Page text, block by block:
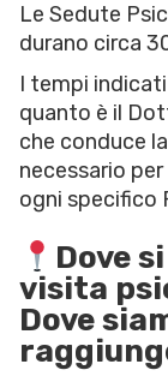
Le Sedute
durano circa
I tempi
quanto è il
che conduce
necessario
ogni specifico
Dove
visita
Dove